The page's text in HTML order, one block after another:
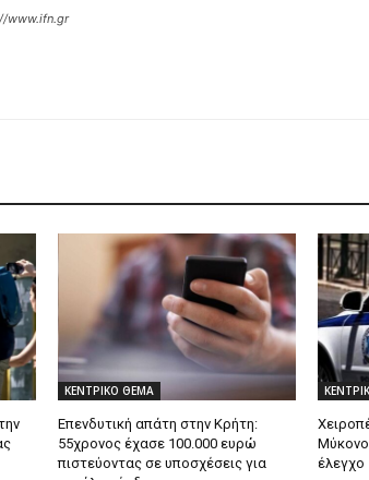
www.ifn.gr
ΚΕΝΤΡΙΚΟ ΘΕΜΑ
Επενδυτική απάτη στην Κρήτη:
55χρονος έχασε 100.000 ευρώ
πιστεύοντας σε υποσχέσεις για
Μύκονο
έλεγχο